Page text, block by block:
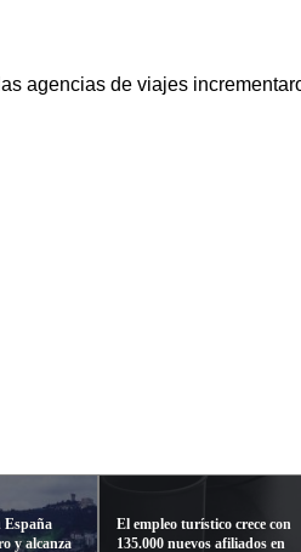
agencias de viajes
España
y alcanza
El empleo turístico crece con
135.000 nuevos afiliados en